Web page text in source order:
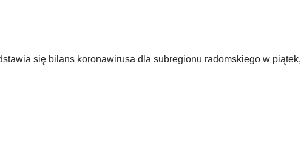
się bilans koronawirusa dla subregionu radomskiego w piątek,